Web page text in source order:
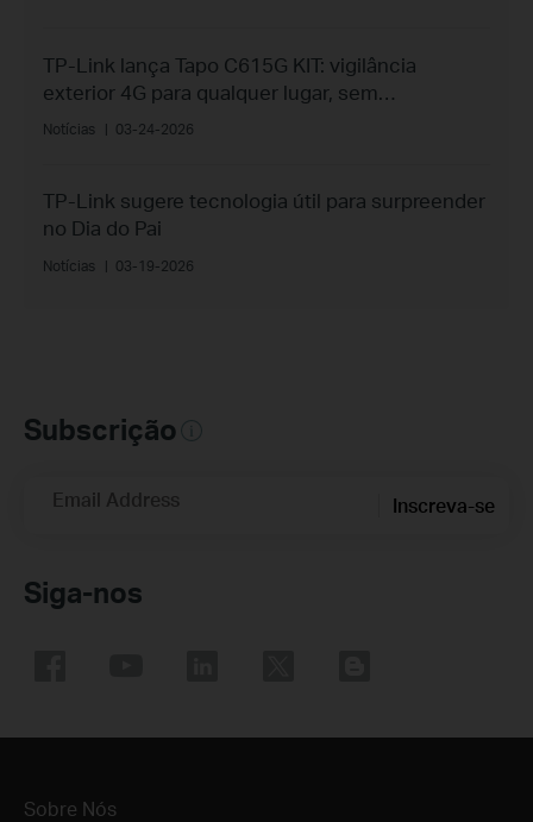
TP-Link lança Tapo C615G KIT: vigilância
exterior 4G para qualquer lugar, sem
necessidade de Wi-Fi
Notícias | 03-24-2026
TP-Link sugere tecnologia útil para surpreender
no Dia do Pai
Notícias | 03-19-2026
Subscrição
Email Address Inscreva-se
Siga-nos
Sobre Nós